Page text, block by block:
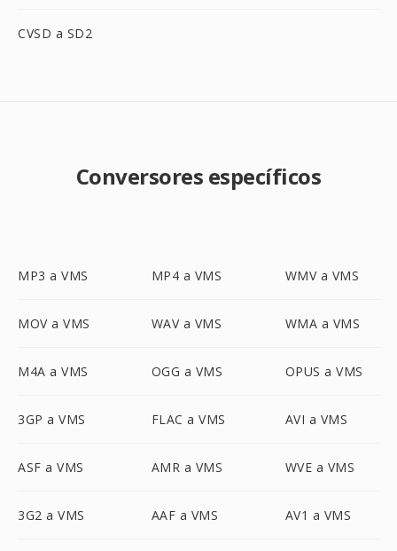
CVSD a SD2
Conversores específicos
MP3 a VMS MP4 a VMS WMV a VMS
MOV a VMS WAV a VMS WMA a VMS
M4A a VMS OGG a VMS OPUS a VMS
3GP a VMS FLAC a VMS AVI a VMS
ASF a VMS AMR a VMS WVE a VMS
3G2 a VMS AAF a VMS AV1 a VMS